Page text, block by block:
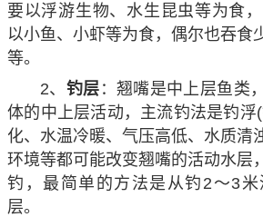
要以浮游生物、水生昆虫等为食
以小鱼、小虾等为食，偶尔也吞食
等。
2、 钓层 ：翘嘴是中上层鱼类
体的中上层活动，主流钓法是钓浮
化、水温冷暖、气压高低、水质清
环境等都可能改变翘嘴的活动水层
钓，最简单的方法是从钓2～3
层。